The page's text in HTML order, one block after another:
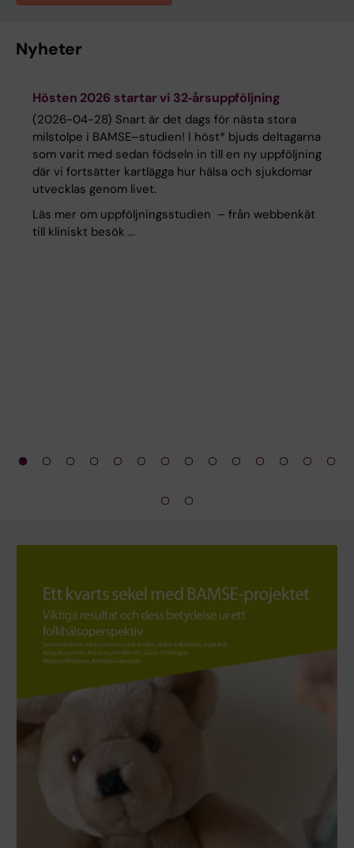
Nyheter
Hösten 2026 startar vi 32‑årsuppföljning
(2026-04-28) Snart är det dags för nästa stora
milstolpe i BAMSE–studien! I höst* bjuds deltagarna
som varit med sedan födseln in till en ny uppföljning
där vi fortsätter kartlägga hur hälsa och sjukdomar
utvecklas genom livet.
Läs mer om uppföljningsstudien – från webbenkät
till kliniskt besök ...